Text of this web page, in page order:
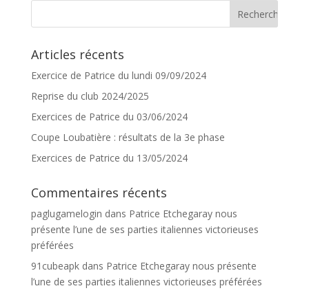
Articles récents
Exercice de Patrice du lundi 09/09/2024
Reprise du club 2024/2025
Exercices de Patrice du 03/06/2024
Coupe Loubatière : résultats de la 3e phase
Exercices de Patrice du 13/05/2024
Commentaires récents
paglugamelogin dans Patrice Etchegaray nous
présente l’une de ses parties italiennes victorieuses
préférées
91cubeapkdans Patrice Etchegaray nous présente
l’une de ses parties italiennes victorieuses préférées